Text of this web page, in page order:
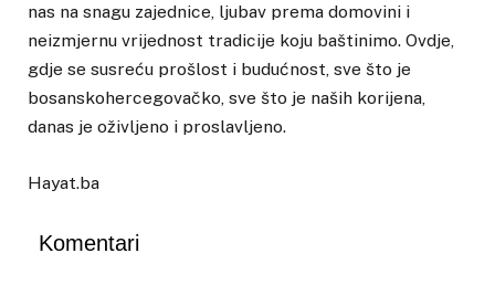
nas na snagu zajednice, ljubav prema domovini i
neizmjernu vrijednost tradicije koju baštinimo. Ovdje,
gdje se susreću prošlost i budućnost, sve što je
bosanskohercegovačko, sve što je naših korijena,
danas je oživljeno i proslavljeno.
Hayat.ba
Komentari